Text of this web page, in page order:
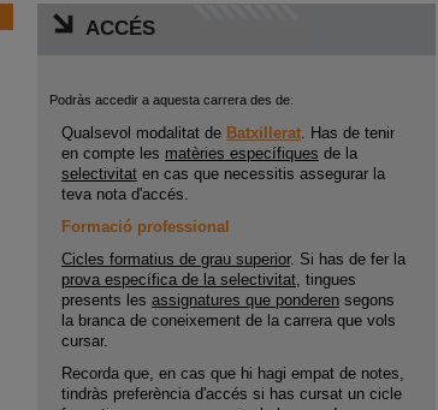
ACCÉS
Podràs accedir a aquesta carrera des de:
Qualsevol modalitat de Batxillerat. Has de tenir
en compte les matèries específiques de la
selectivitat en cas que necessitis assegurar la
teva nota d'accés.
Formació professional
Cicles formatius de grau superior. Si has de fer la
prova específica de la selectivitat, tingues
presents les assignatures que ponderen segons
la branca de coneixement de la carrera que vols
cursar.
Recorda que, en cas que hi hagi empat de notes,
tindràs preferència d'accés si has cursat un cicle